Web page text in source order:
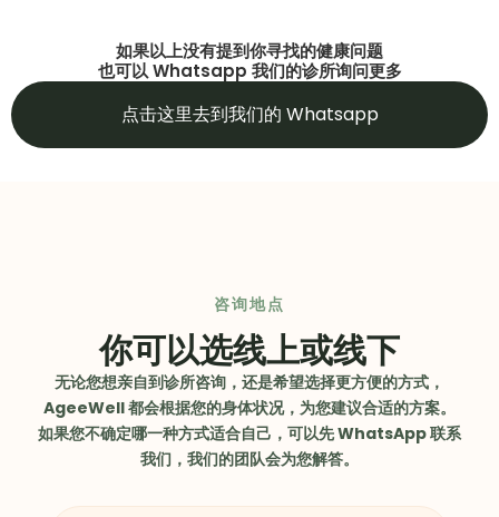
如果以上没有提到你寻找的健康问题
也可以 Whatsapp 我们的诊所询问更多
点击这里去到我们的 Whatsapp
咨询地点
你可以选线上或线下
无论您想亲自到诊所咨询，还是希望选择更方便的方式，
AgeeWell 都会根据您的身体状况，为您建议合适的方案。
如果您不确定哪一种方式适合自己，可以先 WhatsApp 联系
我们，我们的团队会为您解答。